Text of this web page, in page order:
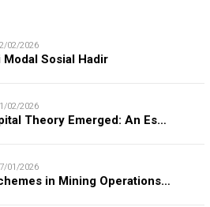
02/2026
Modal Sosial Hadir
02/2026
Theory Emerged: An Es…
01/2026
in Mining Operations…